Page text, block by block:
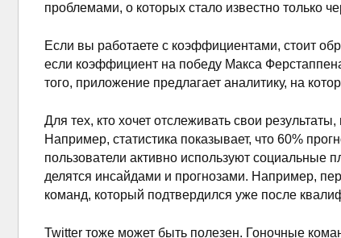
проблемами, о которых стало известно только
Если вы работаете с коэффициентами, стоит
если коэффициент на победу Макса
того, приложение предлагает аналитику, на
Для тех, кто хочет отслеживать свои
Например, статистика показывает, что 60%
пользователи активно используют
делятся инсайдами и прогнозами. Например,
команд, который подтвердился уже после
Twitter тоже может быть полезен. Гоночные